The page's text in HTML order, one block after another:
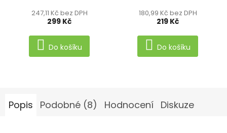
produktu
247,11 Kč bez DPH
299 Kč
Do košíku
produktu
180,99 Kč bez DPH
219 Kč
Do košíku
Popis Podobné (8) Hodnocení Diskuze